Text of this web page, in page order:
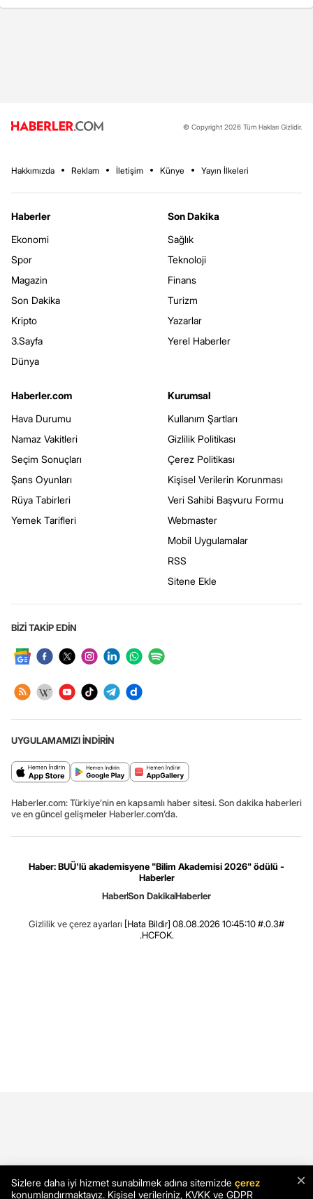
© Copyright 2026 Tüm Hakları Gizlidir.
Hakkımızda Reklam İletişim Künye Yayın İlkeleri
Haberler
Ekonomi
Spor
Magazin
Son Dakika
Kripto
3.Sayfa
Dünya
Son Dakika
Sağlık
Teknoloji
Finans
Turizm
Yazarlar
Yerel Haberler
Haberler.com
Hava Durumu
Namaz Vakitleri
Seçim Sonuçları
Şans Oyunları
Rüya Tabirleri
Yemek Tarifleri
Kurumsal
Kullanım Şartları
Gizlilik Politikası
Çerez Politikası
Kişisel Verilerin Korunması
Veri Sahibi Başvuru Formu
Webmaster
Mobil Uygulamalar
RSS
Sitene Ekle
BİZİ TAKİP EDİN
UYGULAMAMIZI İNDİRİN
Haberler.com: Türkiye’nin en kapsamlı haber sitesi. Son dakika haberleri
ve en güncel gelişmeler Haberler.com’da.
Haber: BUÜ'lü akademisyene "Bilim Akademisi 2026" ödülü -
Haberler
HaberSon DakikaHaberler
Gizlilik ve çerez ayarları [Hata Bildir] 08.08.2026 10:45:10 #.0.3#
.HCFOK.
×
Sizlere daha iyi hizmet sunabilmek adına sitemizde çerez
konumlandırmaktayız. Kişisel verileriniz, KVKK ve GDPR